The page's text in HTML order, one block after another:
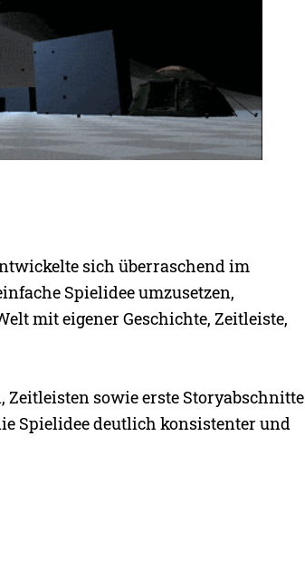
sich überraschend im
Spielidee umzusetzen,
mit eigener Geschichte, Zeitleiste,
sowie erste Storyabschnitte
Spielidee deutlich konsistenter und